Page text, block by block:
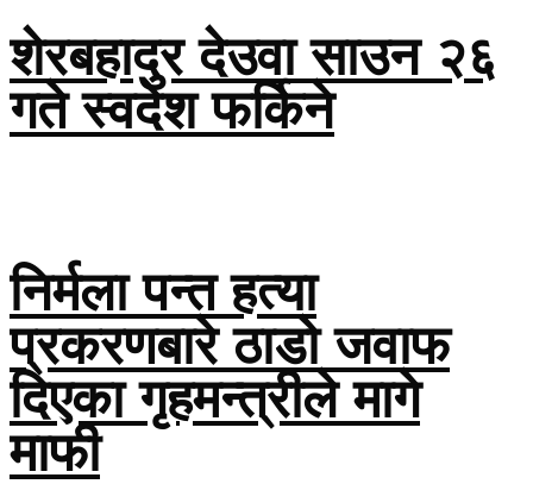
शेरबहादुर देउवा साउन २६
गते स्वदेश फर्किने
निर्मला पन्त हत्या
प्रकरणबारे ठाडो जवाफ
दिएका गृहमन्त्रीले मागे
माफी